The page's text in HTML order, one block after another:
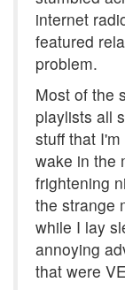
internet
featured
problem.
Most of the
playlists all
stuff that
wake in the
frightening
the strange
while I lay
annoying
that were